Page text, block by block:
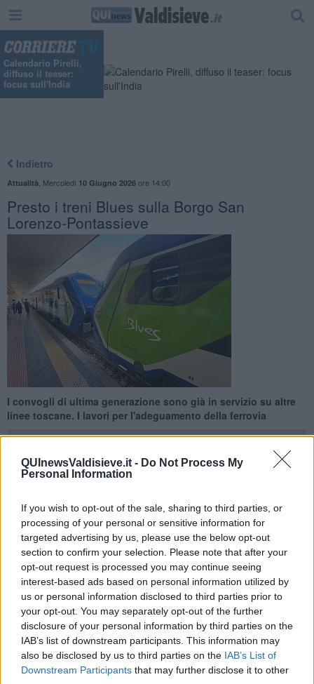
QUInewsValdisieve.it - Do Not Process My
Personal Information
If you wish to opt-out of the sale, sharing to third parties, or
processing of your personal or sensitive information for
targeted advertising by us, please use the below opt-out
section to confirm your selection. Please note that after your
opt-out request is processed you may continue seeing
interest-based ads based on personal information utilized by
us or personal information disclosed to third parties prior to
your opt-out. You may separately opt-out of the further
disclosure of your personal information by third parties on the
IAB’s list of downstream participants. This information may
also be disclosed by us to third parties on the IAB’s List of
Downstream Participants that may further disclose it to other
Calendario Pirelli,
diffuso il teaser:
focus sull'India
Indietro
Attualità Mercoledì 10 Giugno 2026ore 14:00
Presto i treni Blues sulla Borgo San
Lorenzo-Pontassieve
I convogli di ultima generazione sono già in servizio su altre
linee toscane. I lavori per l'adeguamento della ferrovia
FIRENZE —Presto sulla linea ferroviaria Borgo San Lorenzo-
Pontassieve inizieranno a circolare i nuovi treni Blues, convogli a
tripla alimentazione (elettrica, diesel e batteria) già in servizio su
altre linee toscane.
I lavori per l’adeguamento dell’infrastruttura ferroviaria - già iniziati
nei mesi scorsi- entreranno nel vivo dopo l'estate e, tra Settembre
ed Ottobre, comporteranno alcune modifiche alla circolazione dei
treni.
I lavori, che comprendono la sostituzione di 2 sottovia monolitici e